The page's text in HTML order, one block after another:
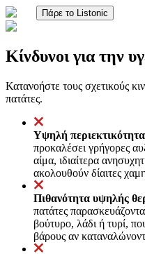
Πάρε το Listonic
Κίνδυνοι για την
Κατανοήστε τους σχετικούς
πατάτες.
Υψηλή
προκαλέσει γρήγορες
αίμα, ιδιαίτερα
ακολουθούν δίαιτες
Πιθανότητα υψηλής
πατάτες
βούτυρο, λάδι ή τυρί,
βάρους αν